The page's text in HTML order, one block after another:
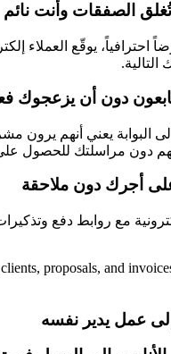
الصفقات وأنت نائم
احترافياً، يوقّع العملاء
دون أن يزعجوك
البوابة يعني أنهم يرون
دون مراسلتك للحصول
أجرك دون ملاحقة
مع روابط دفع
عمل يدير نفسه